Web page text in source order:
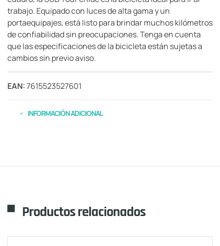
trabajo. Equipado con luces de alta gama y un
portaequipajes, está listo para brindar muchos kilómetros
de confiabilidad sin preocupaciones. Tenga en cuenta
que las especificaciones de la bicicleta están sujetas a
cambios sin previo aviso.
EAN:7615523527601
INFORMACIÓN ADICIONAL
Productos relacionados